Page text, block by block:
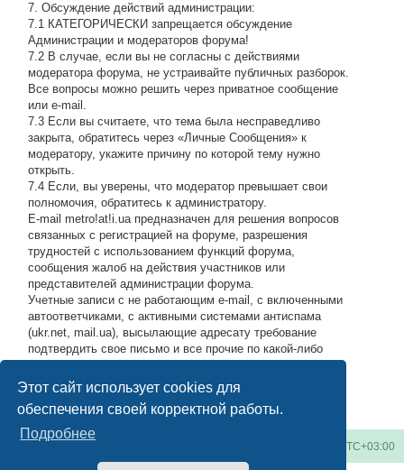
Этот сайт использует cookies для
обеспечения своей корректной работы.
Подробнее
7. Обсуждение действий администрации:
7.1 КАТЕГОРИЧЕСКИ запрещается обсуждение
Администрации и модераторов форума!
7.2 В случае, если вы не согласны с действиями
модератора форума, не устраивайте публичных разборок.
Все вопросы можно решить через приватное сообщение
или e-mail.
7.3 Если вы считаете, что тема была несправедливо
закрыта, обратитесь через «Личные Сообщения» к
модератору, укажите причину по которой тему нужно
открыть.
7.4 Если, вы уверены, что модератор превышает свои
полномочия, обратитесь к администратору.
E-mail metro!at!i.ua предназначен для решения вопросов
связанных с регистрацией на форуме, разрешения
трудностей с использованием функций форума,
сообщения жалоб на действия участников или
представителей администрации форума.
Учетные записи с не работающим e-mail, с включенными
автоответчиками, с активными системами антиспама
(ukr.net, mail.ua), высылающие адресату требование
подтвердить свое письмо и все прочие по какой-либо
высылающие мусор на адрес администрации, будут
блокироваться по усмотрению администратора.
UTC+03:00